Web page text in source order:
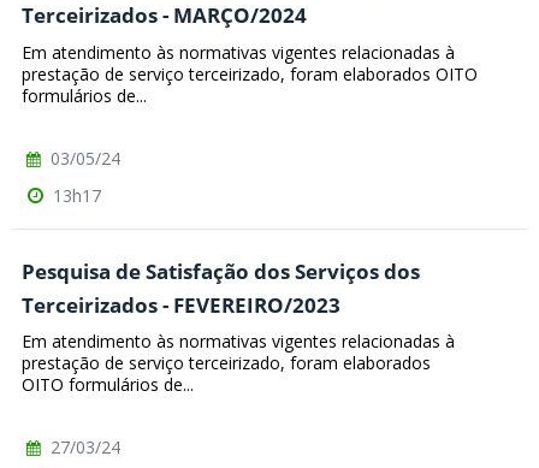
Terceirizados - MARÇO/2024
Em atendimento às normativas vigentes relacionadas à
prestação de serviço terceirizado, foram elaborados OITO
formulários de...
03/05/24
13h17
Pesquisa de Satisfação dos Serviços dos
Terceirizados - FEVEREIRO/2023
Em atendimento às normativas vigentes relacionadas à
prestação de serviço terceirizado, foram elaborados
OITO formulários de...
27/03/24